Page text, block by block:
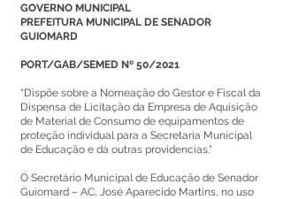
GOVERNO MUNICIPAL
PREFEITURA MUNICIPAL DE SENADOR
GUIOMARD
PORT/GAB/SEMED Nº 50/2021
“Dispõe sobre a Nomeação do Gestor e Fiscal da
Dispensa de Licitação da Empresa de Aquisição
de Material de Consumo de equipamentos de
proteção individual para a Secretaria Municipal
de Educação e dá outras providencias.”
O Secretário Municipal de Educação de Senador
Guiomard – AC, José Aparecido Martins, no uso